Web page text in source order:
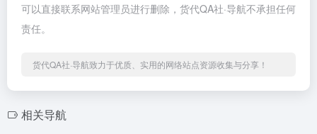
可以直接联系网站管理员进行删除，货代QA社·导航不承担任何
责任。
货代QA社·导航致力于优质、实用的网络站点资源收集与分享！
相关导航